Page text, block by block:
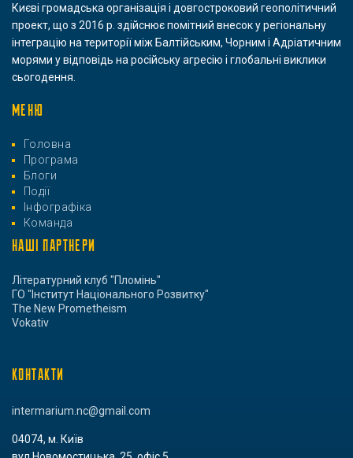
Києві громадська організація і довгостроковий геополітичний
проект, що з 2016 р. здійснює помітний внесок у регіональну
інтеграцію на території між Балтійським, Чорним і Адріатичним
морями у відповідь на російську агресію і глобальні виклики
сьогодення.
МЕНЮ
Головна
Програма
Блоги
Події
Інфографіка
Команда
НАШІ ПАРТНЕРИ
Літературний клуб "Пломінь"
ГО "Інститут Національного Розвитку"
The New Prometheism
Vokativ
КОНТАКТИ
intermarium.nc@gmail.com
04074, м. Київ